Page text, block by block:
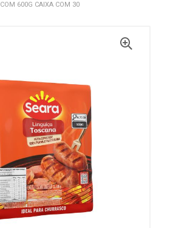
600G CAIXA COM 30